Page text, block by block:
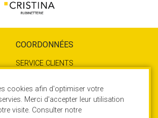
cookies afin d'optimiser votre
Merci d'accepter leur utilisation
visite. Consulter notre
COORDONNÉES
SERVICE CLIENTS
04 72 78 85 10
SERVICE TECHNIQUE
04 72 78 85 17
Rue Quartz - ZA du Rocher